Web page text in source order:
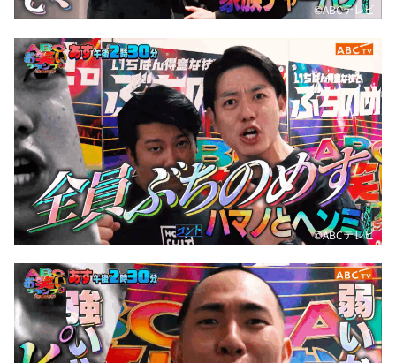
©️ABCテレビ
©️ABCテレビ